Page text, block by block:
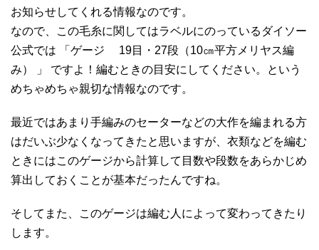
お知らせしてくれる情報なのです。
なので、この毛糸に関してはラベルにのっているダイソー
公式では 「ゲージ 19目・27段（10㎝平方メリヤス編
み） 」 ですよ！編むときの目安にしてください。という
めちゃめちゃ親切な情報なのです。
最近ではあまり手編みのセーターなどの大作を編まれる方
はだいぶ少なくなってきたと思いますが、衣類などを編む
ときにはこのゲージから計算して目数や段数をあらかじめ
算出しておくことが基本だったんですね。
そしてまた、このゲージは編む人によって変わってきたり
します。